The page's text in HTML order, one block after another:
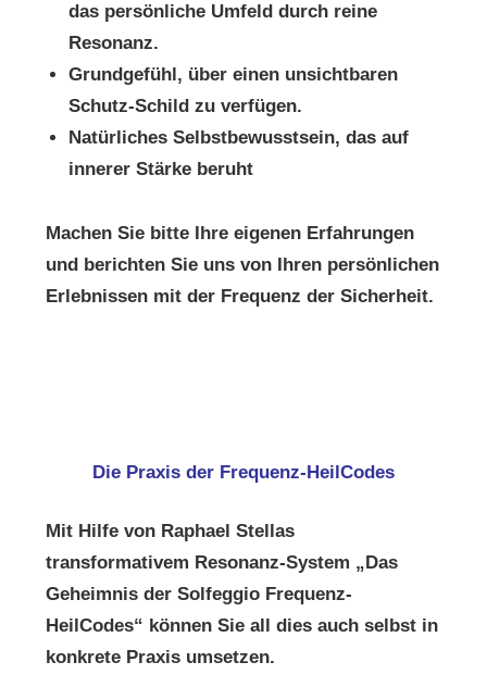
das persönliche Umfeld durch reine
Resonanz.
Grundgefühl, über einen unsichtbaren
Schutz-Schild zu verfügen.
Natürliches Selbstbewusstsein, das auf
innerer Stärke beruht
Machen Sie bitte Ihre eigenen Erfahrungen
und berichten Sie uns von Ihren persönlichen
Erlebnissen mit der Frequenz der Sicherheit.
Die Praxis der Frequenz-HeilCodes
Mit Hilfe von Raphael Stellas
transformativem Resonanz-System „Das
Geheimnis der Solfeggio Frequenz-
HeilCodes“ können Sie all dies auch selbst in
konkrete Praxis umsetzen.